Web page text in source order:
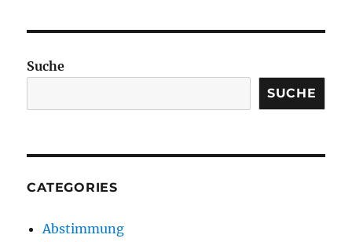
Suche
SUCHE
CATEGORIES
Abstimmung